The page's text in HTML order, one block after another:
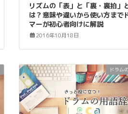
リズムの「表」と「裏・裏拍」
は？意味や違いから使い方まで
マーが初心者向けに解説
2016年10月18日
ドラム